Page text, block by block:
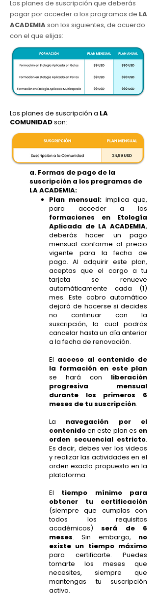
Los planes de suscripción que deberás
pagar por acceder a los programas de LA
ACADEMIAson los siguientes, de acuerdo
con el que elijas:
Los planes de suscripción a LA
COMUNIDADson:
a. Formas de pago de la
suscripción a los programas de
LA ACADEMIA:
Plan mensual: implica que,
para acceder a las
formaciones en Etología
Aplicada de LA ACADEMIA,
deberás hacer un pago
mensual conforme al precio
vigente para la fecha de
pago. Al adquirir este plan,
aceptas que el cargo a tu
tarjeta se renueve
automáticamente cada (1)
mes. Este cobro automático
dejará de hacerse si decides
no continuar con la
suscripción, la cual podrás
cancelar hasta un día anterior
a la fecha de renovación.
El acceso al contenido de
la formación en este plan
se hará con liberación
progresiva mensual
durante los primeros 6
meses de tu suscripción.
La navegación por el
contenidoen este plan es en
orden secuencial estricto.
Es decir, debes ver los videos
y realizar las actividades en el
orden exacto propuesto en la
plataforma.
El tiempo mínimo para
obtener tu certificación
(siempre que cumplas con
todos los requisitos
académicos) será de 6
meses. Sin embargo, no
existe un tiempo máximo
para certificarte. Puedes
tomarte los meses que
necesites, siempre que
mantengas tu suscripción
activa.